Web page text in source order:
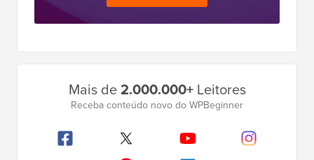
Mais de2.000.000+Leitores
Receba conteúdo novo do WPBeginner